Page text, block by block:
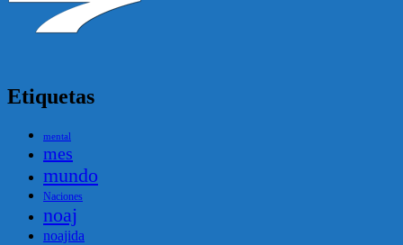
Etiquetas
mental
mes
mundo
Naciones
noaj
noajida